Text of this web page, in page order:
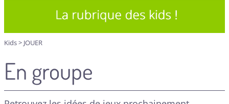
Kids> JOUER
En groupe